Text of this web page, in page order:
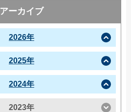
アーカイブ
2026年
2025年
2024年
2023年